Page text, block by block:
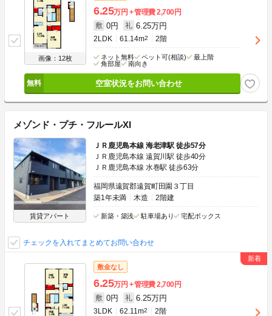
画像：12枚
6.25万円 管理費2,700円
敷 0円 礼 6.25万円
2LDK 61.14m2 2階
ネット無料 ペット可(相談)
最上階
角部屋
南向き
空室状況をお問い合わせ
メゾンド・プチ・フルールXI
賃貸アパート
ＪＲ鹿児島本線 海老津駅 徒歩57分
ＪＲ鹿児島本線 遠賀川駅 徒歩40分
ＪＲ鹿児島本線 水巻駅 徒歩63分
福岡県遠賀郡遠賀町田園３丁目
築1年未満
木造 2階建
新築・築浅 駐車場あり 宅配ボックス
チェックを入れてまとめてお問い合わせ
敷金なし
6.25万円 管理費2,700円
敷 0円 礼 6.25万円
3LDK 62.11m2 2階